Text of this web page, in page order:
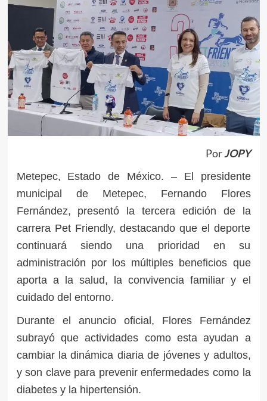
PorJOPY
Metepec, Estado de México. – El presidente
municipal de Metepec, Fernando Flores
Fernández, presentó la tercera edición de la
carrera Pet Friendly, destacando que el deporte
continuará siendo una prioridad en su
administración por los múltiples beneficios que
aporta a la salud, la convivencia familiar y el
cuidado del entorno.
Durante el anuncio oficial, Flores Fernández
subrayó que actividades como esta ayudan a
cambiar la dinámica diaria de jóvenes y adultos,
y son clave para prevenir enfermedades como la
diabetes y la hipertensión.